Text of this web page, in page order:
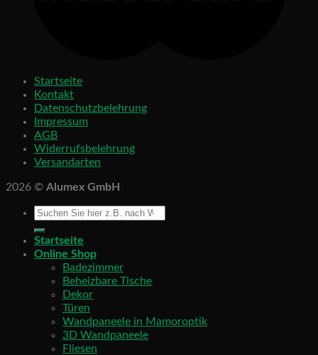
Startseite
Kontakt
Datenschutzbelehrung
Impressum
AGB
Widerrufsbelehrung
Versandarten
2026 © Alumex GmbH
Startseite
Online Shop
Badezimmer
Beheizbare Tische
Dekor
Türen
Wandpaneele in Mamoroptik
3D Wandpaneele
Fliesen